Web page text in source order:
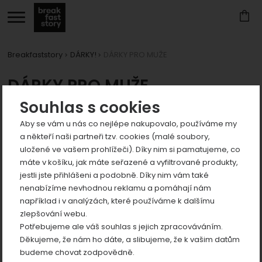
Souhlas s cookies
Aby se vám u nás co nejlépe nakupovalo, používáme my
a někteří naši partneři tzv. cookies (malé soubory,
uložené ve vašem prohlížeči). Díky nim si pamatujeme, co
máte v košíku, jak máte seřazené a vyfiltrované produkty,
jestli jste přihlášeni a podobně. Díky nim vám také
nenabízíme nevhodnou reklamu a pomáhají nám
například i v analýzách, které používáme k dalšímu
zlepšování webu.
Potřebujeme ale váš souhlas s jejich zpracováváním.
Děkujeme, že nám ho dáte, a slibujeme, že k vašim datům
budeme chovat zodpovědně.
Breakfaststory DÁRKY!
DÁRKY PRO MUŽE
Produkty
Fairtrade KÁVA PRO
Zobrazit
Zobrazit
Zobrazit
Zobrazit